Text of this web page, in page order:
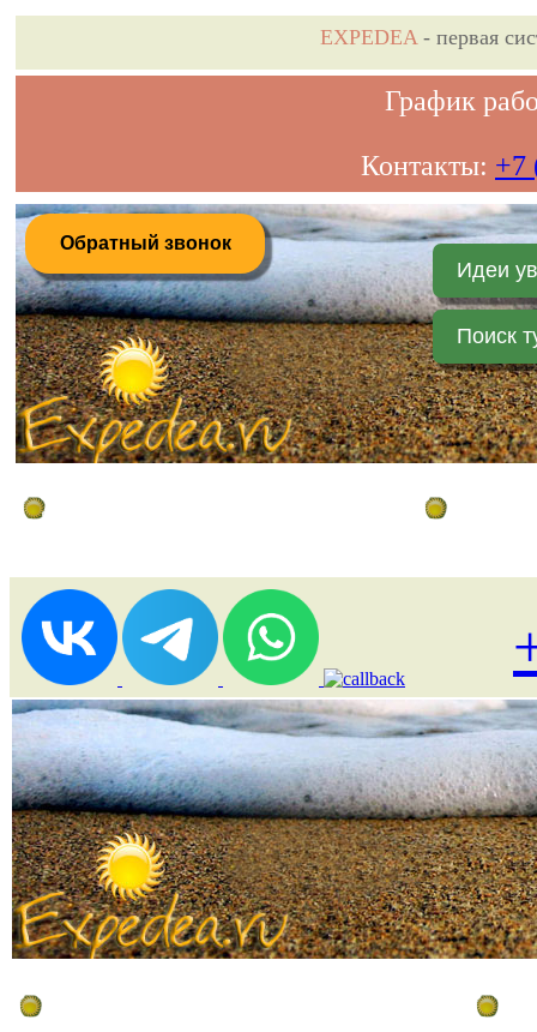
EXPEDEA- первая
График
Контакты: +7
Обратный звонок
Идеи
Поиск
Дистанционное бронирование туров